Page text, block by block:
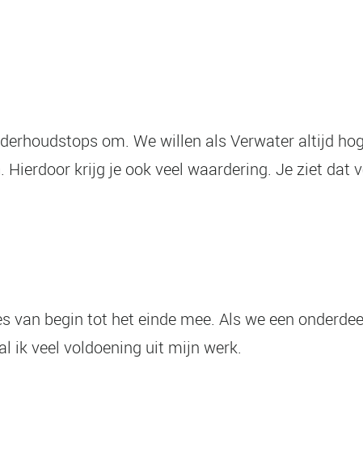
om. We willen als Verwater altijd
krijg je ook veel waardering. Je ziet dat
begin tot het einde mee. Als we een
ik veel voldoening uit mijn werk.